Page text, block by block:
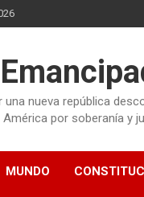
nueva república
por soberanía y
MUNDO